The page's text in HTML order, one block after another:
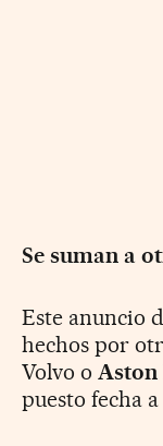
Se suman a
Este anuncio
hechos por
Volvo o
puesto fecha